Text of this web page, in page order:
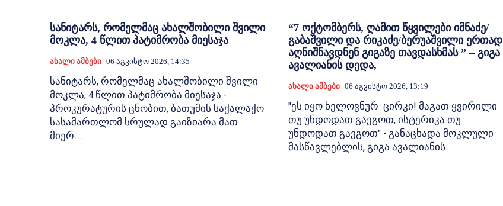
სანიტარს, რომელმაც ახალშობილი შვილი
მოკლა, 4 წლით პატიმრობა მიესაჯა
Ახალი Ამბები 06 Აგვისტო 2026, 14:35
სანიტარს, რომელმაც ახალშობილი შვილი
მოკლა, 4 წლით პატიმრობა მიესაჯა -
პროკურატურის ცნობით, ბათუმის საქალაქო
სასამართლომ სრულად გაიზიარა მათ
მიერ...
“7 ოქტომბერს, ღამით წყვილები იმნაძე/
გაბაშვილი და რიკაძე/ბერუაშვილი ერთად
აღნიშნავდნენ გიგაზე თავდასხმას ” – გიგა
ავალიანის დედა,
Ახალი Ამბები 06 Აგვისტო 2026, 13:19
"ეს იყო ხელოვნურ ცირკი! მაგათ ყვირილი
თუ უნდოდათ გაეგოთ, ისტერიკა თუ
უნდოდათ გაეგოთ" - განაცხადა მოკლული
მასწავლებლის, გიგა ავალიანის...